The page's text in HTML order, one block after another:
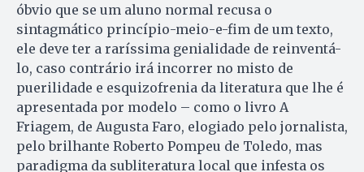
óbvio que se um aluno normal recusa o
sintagmático princípio-meio-e-fim de um texto,
ele deve ter a raríssima genialidade de reinventá-
lo, caso contrário irá incorrer no misto de
puerilidade e esquizofrenia da literatura que lhe é
apresentada por modelo – como o livro A
Friagem, de Augusta Faro, elogiado pelo jornalista,
pelo brilhante Roberto Pompeu de Toledo, mas
paradigma da subliteratura local que infesta os